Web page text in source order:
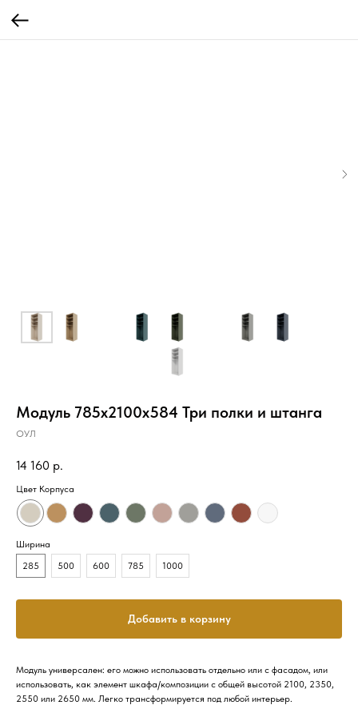
Модуль 785х2100х584 Три полки и штанга
ОУЛ
14 160 р.
Цвет Корпуса
Ширина
285
500 600 785 1000
Добавить в корзину
Модуль универсален: его можно использовать отдельно или с фасадом, или
использовать, как элемент шкафа/композиции с общей высотой 2100, 2350,
2550 или 2650 мм. Легко трансформируется под любой интерьер.